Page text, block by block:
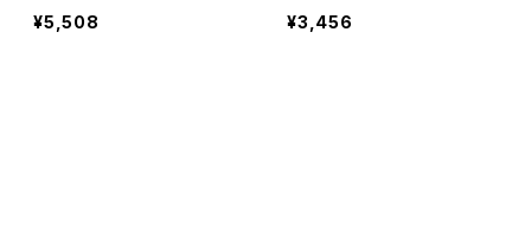
Kif-Kif ヴィンテージ 24
0g
¥5,508
12個入り
¥3,456